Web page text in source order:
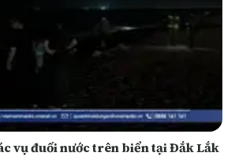
vụ đuối nước trên biển tại Đắk Lắk